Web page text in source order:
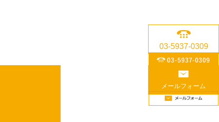
03-5937-0309
メールフォーム